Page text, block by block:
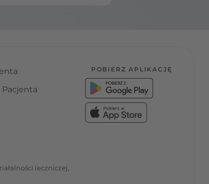
POBIERZ APLIKACJĘ
leczniczej,